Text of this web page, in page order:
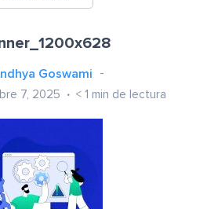
Goswami
7, 2025 < 1 min de lectura